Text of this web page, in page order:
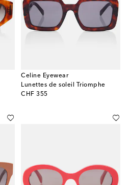
Celine Eyewear
Lunettes de soleil Triomphe
CHF 355
original price